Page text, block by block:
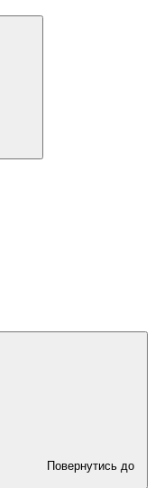
Повернутись до